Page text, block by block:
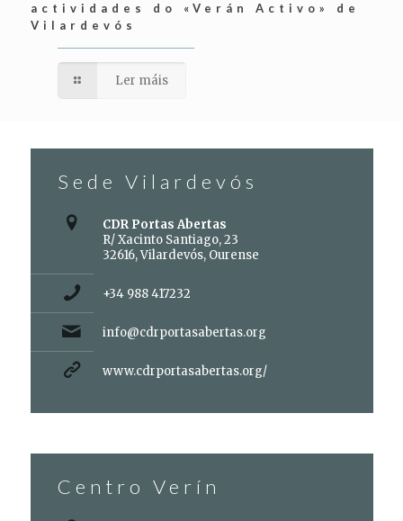
actividades do «Verán Activo» de
Vilardevós
Ler máis
Sede Vilardevós
CDR Portas Abertas
R/ Xacinto Santiago, 23
32616, Vilardevós, Ourense
+34 988 417232
info@cdrportasabertas.org
www.cdrportasabertas.org/
Centro Verín